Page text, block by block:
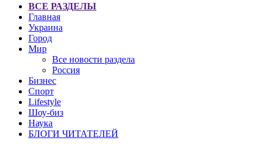
ВСЕ РАЗДЕЛЫ
Главная
Украина
Город
Мир
Все новости раздела
Россия
Бизнес
Спорт
Lifestyle
Шоу-биз
Наука
БЛОГИ ЧИТАТЕЛЕЙ